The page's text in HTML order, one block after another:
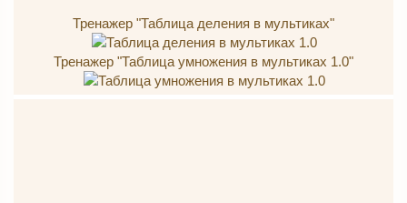
Тренажер "Таблица деления в мультиках"
Тренажер "Таблица умножения в мультиках 1.0"